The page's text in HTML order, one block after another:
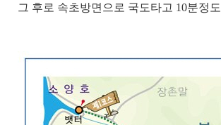
그 후로 속초방면으로 국도타고 10분정